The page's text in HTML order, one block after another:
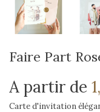
Faire Part
A partir de
Carte d'invitation